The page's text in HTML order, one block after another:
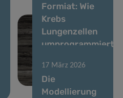
Formiat: Wie
Krebs
Lungenzellen
umprogrammiert,
Metastasen zu
fördern
17 März 2026
Die
Modellierung